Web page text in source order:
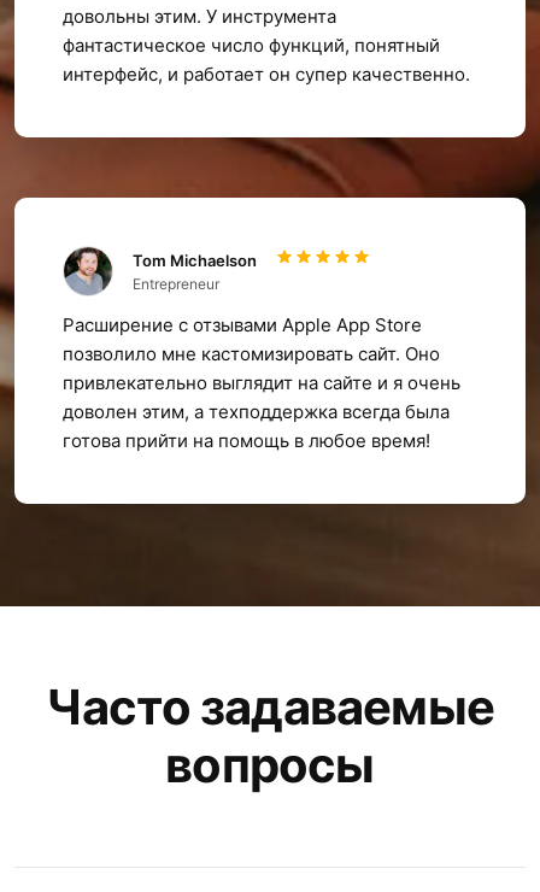
довольны этим. У инструмента
фантастическое число функций, понятный
интерфейс, и работает он супер качественно.
Tom Michaelson
Entrepreneur
Расширение с отзывами Apple App Store
позволило мне кастомизировать сайт. Оно
привлекательно выглядит на сайте и я очень
доволен этим, а техподдержка всегда была
готова прийти на помощь в любое время!
Часто задаваемые
вопросы